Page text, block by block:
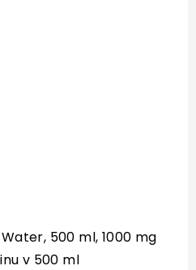
500 ml, 1000 mg
v 500 ml